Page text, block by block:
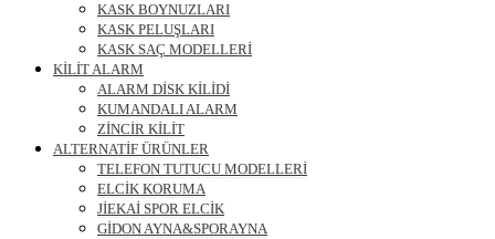
KASK BOYNUZLARI
KASK PELUŞLARI
KASK SAÇ MODELLERİ
KİLİT ALARM
ALARM DİSK KİLİDİ
KUMANDALI ALARM
ZİNCİR KİLİT
ALTERNATİF ÜRÜNLER
TELEFON TUTUCU MODELLERİ
ELCİK KORUMA
JİEKAİ SPOR ELCİK
GİDON AYNA&SPORAYNA